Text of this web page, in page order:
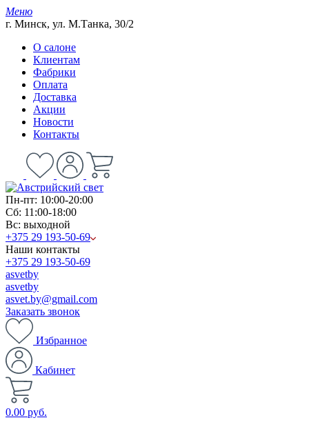
Меню
г. Минск, ул. М.Танка, 30/2
О салоне
Клиентам
Фабрики
Оплата
Доставка
Акции
Новости
Контакты
Пн-пт: 10:00-20:00
Сб: 11:00-18:00
Вс: выходной
+375 29 193-50-69
Наши контакты
+375 29 193-50-69
asvetby
asvetby
asvet.by@gmail.com
Заказать звонок
Избранное
Кабинет
0.00 руб.